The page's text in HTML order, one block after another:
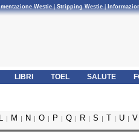
Westie|Stripping Westie|
LIBRI TOEL SALUTE
L | M | N | O | P | Q | R | S | T | U | V